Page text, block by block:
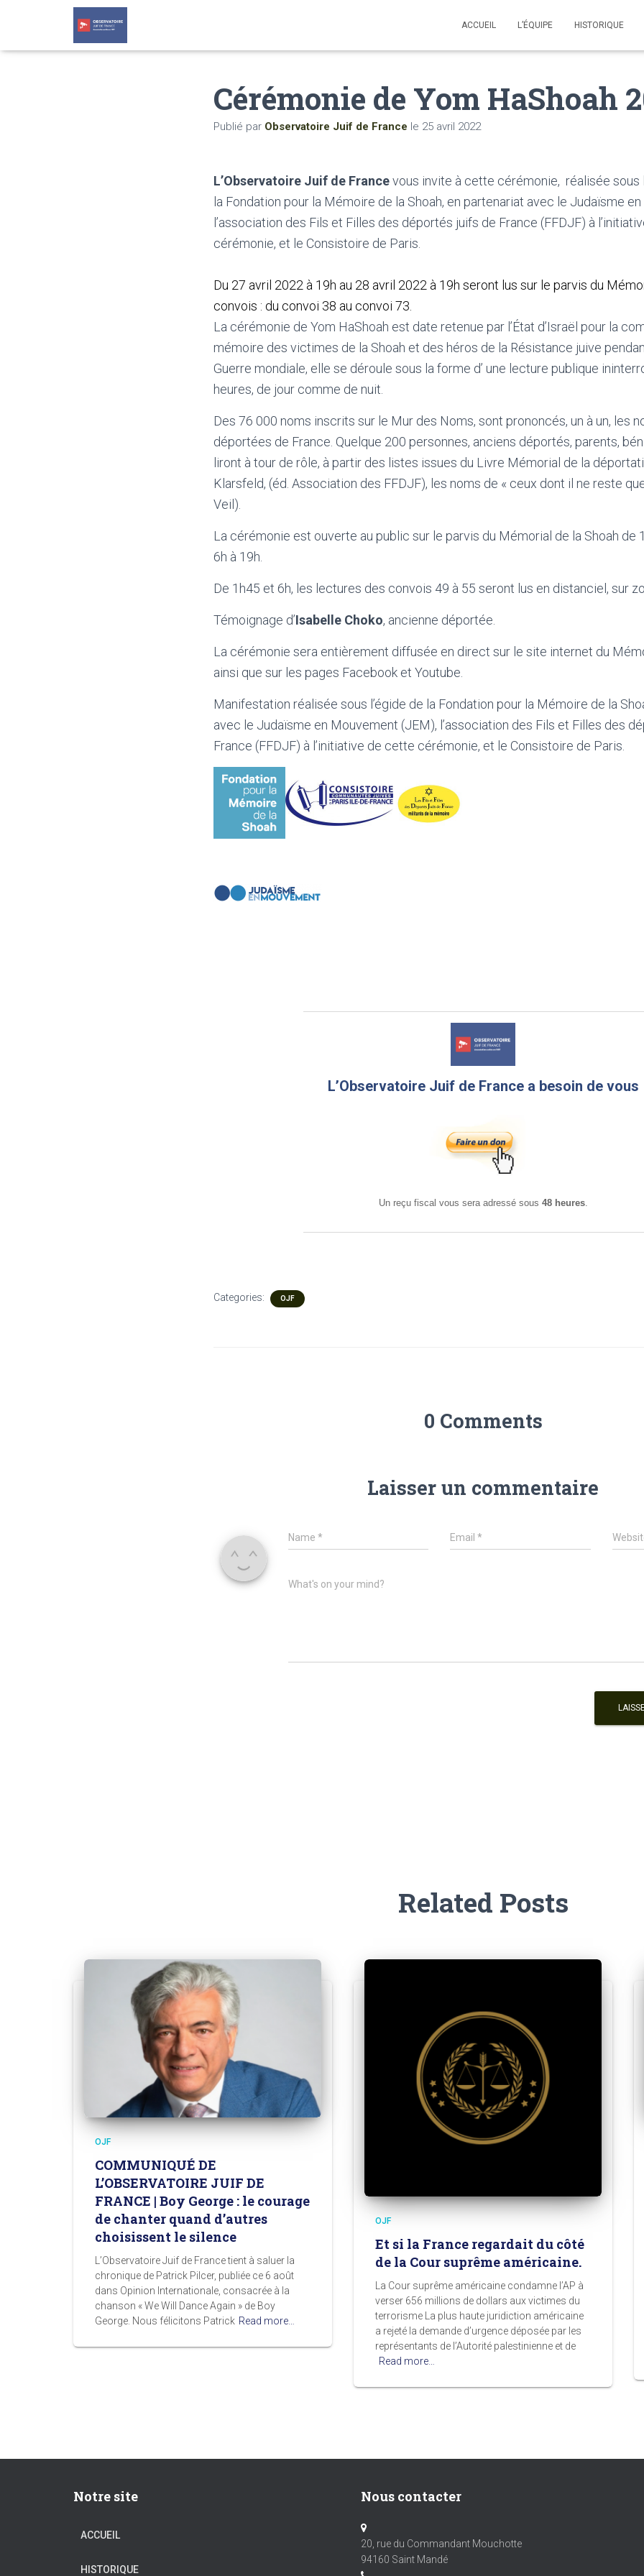
ACCUEIL L’ÉQUIPE HISTORIQUE
Cérémonie de Yom HaShoah
Publié par Observatoire Juif de France le 25 avril 2022
L’Observatoire Juif de Francevous invite à cette cérémonie, réalisée sous
la Fondation pour la Mémoire de la Shoah, en partenariat avec le Judaïsme
l’association des Fils et Filles des déportés juifs de France (FFDJF) à
cérémonie, et le Consistoire de Paris.
Du 27 avril 2022 à 19h au 28 avril 2022 à 19h seront lus sur le parvis du
convois : du convoi 38 au convoi 73.
La cérémonie de Yom HaShoah est date retenue par l’État d’Israël pour la
mémoire des victimes de la Shoah et des héros de la Résistance juive
Guerre mondiale, elle se déroule sous la forme d’ une lecture publique
heures, de jour comme de nuit.
Des 76 000 noms inscrits sur le Mur des Noms, sont prononcés, un à un, les
déportées de France. Quelque 200 personnes, anciens déportés, parents,
liront à tour de rôle, à partir des listes issues du Livre Mémorial de la
Klarsfeld, (éd. Association des FFDJF), les noms de « ceux dont il ne reste
Veil).
La cérémonie est ouverte au public sur le parvis du Mémorial de la Shoah de
6h à 19h.
De 1h45 et 6h, les lectures des convois 49 à 55 seront lus en distanciel, sur
Témoignage d’Isabelle Choko, ancienne déportée.
La cérémonie sera entièrement diffusée en direct sur le site internet du
ainsi que sur les pages Facebook et Youtube.
Manifestation réalisée sous l’égide de la Fondation pour la Mémoire de la
avec le Judaïsme en Mouvement (JEM), l’association des Fils et Filles des
France (FFDJF) à l’initiative de cette cérémonie, et le Consistoire de Paris.
L’Observatoire Juif de France a besoin de vous
Un reçu fiscal vous sera adressé sous 48 heures.
Categories: OJF
0 Comments
Laisser un commentaire
Name * Email*
What's on your mind?
Related Posts
OJF
COMMUNIQUÉ DE
L’OBSERVATOIRE JUIF DE
FRANCE | Boy George : le courage
de chanter quand d’autres
choisissent le silence
L’Observatoire Juif de France tient à saluer la
chronique de Patrick Pilcer, publiée ce 6 août
dans Opinion Internationale, consacrée à la
chanson « We Will Dance Again » de Boy
George. Nous félicitons Patrick Read more…
OJF
Et si la France regardait du côté
de la Cour suprême américaine.
La Cour suprême américaine condamne l’AP à
verser 656 millions de dollars aux victimes du
terrorisme La plus haute juridiction américaine
a rejeté la demande d’urgence déposée par les
représentants de l’Autorité palestinienne et de
Read more…
Notre site
ACCUEIL
HISTORIQUE
Nous contacter
20, rue du Commandant Mouchotte
94160 Saint Mandé